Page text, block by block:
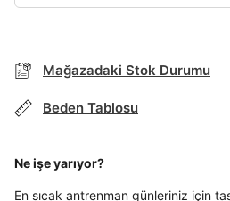
İşbankası
Mağazadaki Stok Durumu
Beden Tablosu
Ne işe yarıyor?
En sıcak antrenman günleriniz için
Mağazada Bul
Beden Seçin
Stok
Ürün stoklara geldiğinde
bildirim
Term Of
Sipariş Numaranız *
En az 1 özel karakter
Bilgilerinizi güncellemek için
Bilgilerinizi güncellemek için